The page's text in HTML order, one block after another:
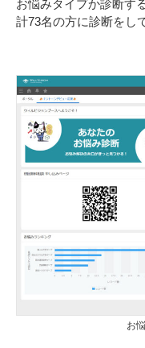
お悩みタイプか診断す
計73名の方に診断をし
お